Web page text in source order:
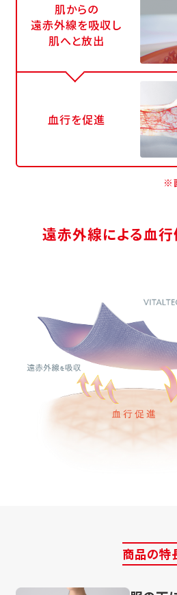
肌からの
遠赤外線を吸収し
肌へと放出
血行を促進
※
遠赤外線による血
商品の特